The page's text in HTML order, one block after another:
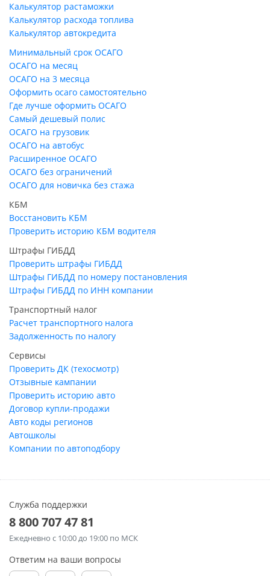
Калькулятор растаможки
Калькулятор расхода топлива
Калькулятор автокредита
Минимальный срок ОСАГО
ОСАГО на месяц
ОСАГО на 3 месяца
Оформить осаго самостоятельно
Где лучше оформить ОСАГО
Самый дешевый полис
ОСАГО на грузовик
ОСАГО на автобус
Расширенное ОСАГО
ОСАГО без ограничений
ОСАГО для новичка без стажа
КБМ
Восстановить КБМ
Проверить историю КБМ водителя
Штрафы ГИБДД
Проверить штрафы ГИБДД
Штрафы ГИБДД по номеру постановления
Штрафы ГИБДД по ИНН компании
Транспортный налог
Расчет транспортного налога
Задолженность по налогу
Сервисы
Проверить ДК (техосмотр)
Отзывные кампании
Проверить историю авто
Договор купли-продажи
Авто коды регионов
Автошколы
Компании по автоподбору
Служба поддержки
8 800 707 47 81
Ежедневно с 10:00 до 19:00 по МСК
Ответим на ваши вопросы